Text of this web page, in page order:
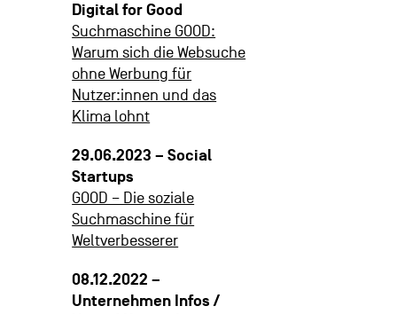
Digital for Good
Suchmaschine GOOD:
Warum sich die Websuche
ohne Werbung für
Nutzer:innen und das
Klima lohnt
29.06.2023 – Social
Startups
GOOD – Die soziale
Suchmaschine für
Weltverbesserer
08.12.2022 –
Unternehmen Infos /